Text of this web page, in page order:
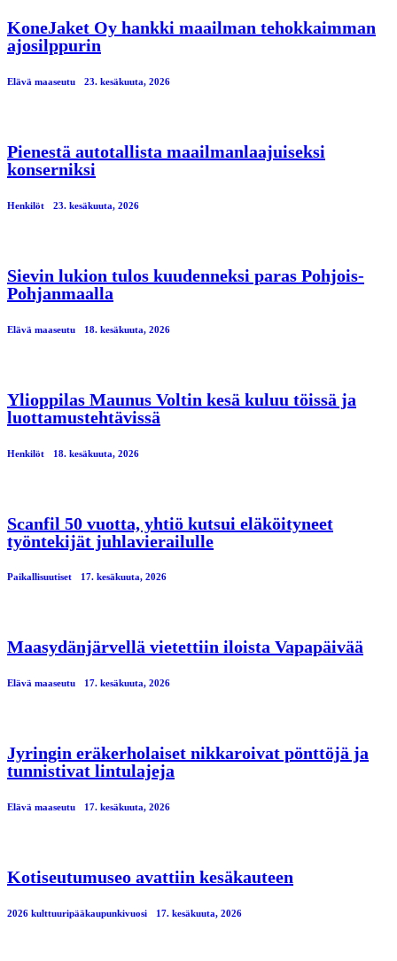
KoneJaket Oy hankki maailman tehokkaimman
ajosilppurin
Elävä maaseutu 23. kesäkuuta, 2026
Pienestä autotallista maailmanlaajuiseksi
konserniksi
Henkilöt 23. kesäkuuta, 2026
Sievin lukion tulos kuudenneksi paras Pohjois-
Pohjanmaalla
Elävä maaseutu 18. kesäkuuta, 2026
Ylioppilas Maunus Voltin kesä kuluu töissä ja
luottamustehtävissä
Henkilöt 18. kesäkuuta, 2026
Scanfil 50 vuotta, yhtiö kutsui eläköityneet
työntekijät juhlavierailulle
Paikallisuutiset 17. kesäkuuta, 2026
Maasydänjärvellä vietettiin iloista Vapapäivää
Elävä maaseutu 17. kesäkuuta, 2026
Jyringin eräkerholaiset nikkaroivat pönttöjä ja
tunnistivat lintulajeja
Elävä maaseutu 17. kesäkuuta, 2026
Kotiseutumuseo avattiin kesäkauteen
2026 kulttuuripääkaupunkivuosi 17. kesäkuuta, 2026